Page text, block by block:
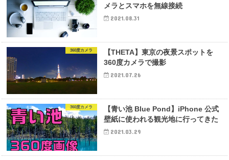
メラとスマホを無線接続
2021.08.31
360度カメラ
【THETA】東京の夜景スポットを
360度カメラで撮影
2021.07.26
360度カメラ
【青い池 Blue Pond】iPhone 公式
壁紙に使われる観光地に行ってきた
2021.03.29